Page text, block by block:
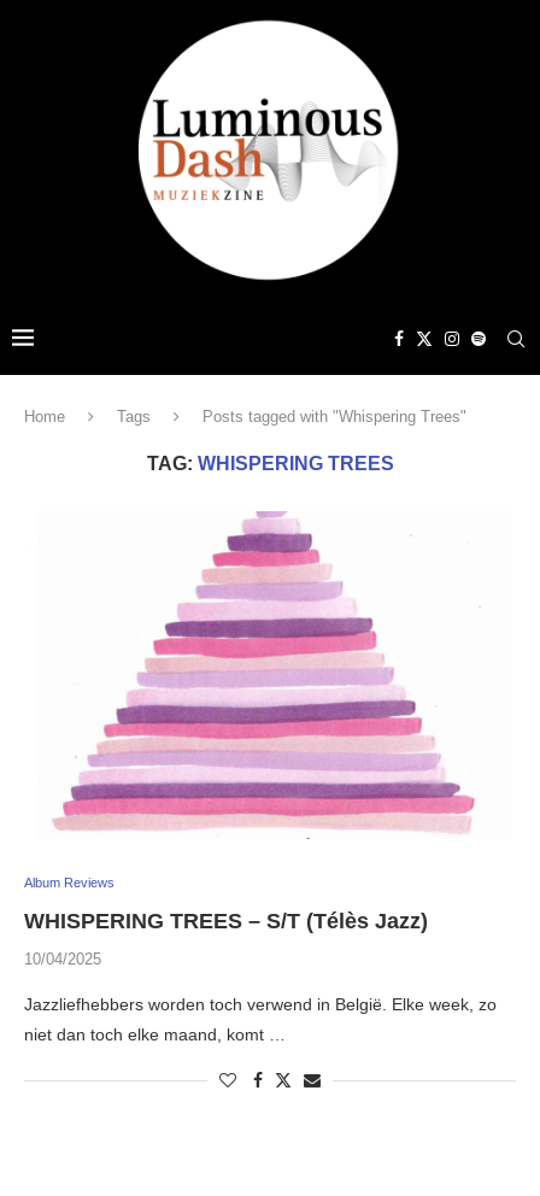
Home Tags Posts tagged with "Whispering Trees"
TAG: WHISPERING TREES
Album Reviews
WHISPERING TREES – S/T (Télès Jazz)
10/04/2025
Jazzliefhebbers worden toch verwend in België. Elke week, zo
niet dan toch elke maand, komt …